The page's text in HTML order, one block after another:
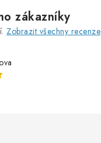
zákazníky
Zobrazit všechny recenze